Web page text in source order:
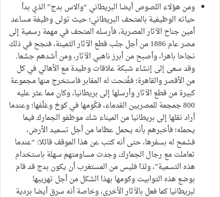
ومن هؤلاء اللصوص أيضا البريطاني “والاس بدج” الذي بدأ
حياته الوظيفية بالمتحف البريطاني؛ حيث تولى وظيفة مساعد
أمين جناح الآثار المصرية، فأرسله المتحف في مهمة رسمية إلى
مصر عام 1886 من أجل جلب قطع الآثار الثمينة، فنجح في ذلك
نجاحا باهرا، وأصبح من أبرز ناهبي الآثار، ومن أشدهم جشعا.
وقد سعى إلى إنشاء شبكة علاقات وطيدة مع الأهالي في كل
من الأقصر والقاهرة؛ ففُتحت له المقابر فاستخرج منها مجموعة
كبيرة من قطع الآثار وأرسلها إلى بريطانيا، وكان مما عثر عليه
800 جمجمة للمصريين القدماء، فكّومها في كوخ وغلّفها؛ وعندما
أراد نقلها إلى بريطانيا من الميناء شك موظفو الجمارك فيما
يحمله؛ فأخبرهم بأنه يحمل عظاما من أجل تسميد الأرض،
فسُمح له بسفرها، حتى أنه كتب عن هذا الموقف قائلا: “عندما
تعاملت مع رجال الجمارك، وجدت مساومتهم سهلة باستخدام
هذه التسمية”، ولذا فليس من المستغرب أن يكون بدج قد قام
بوضع هذه التوابيت وكومها بهذا الشكل من أجل تهريبها
لبريطانيا كما فعل بالآثار الأخرى، وخاصة أنه سرق أيضا بردية